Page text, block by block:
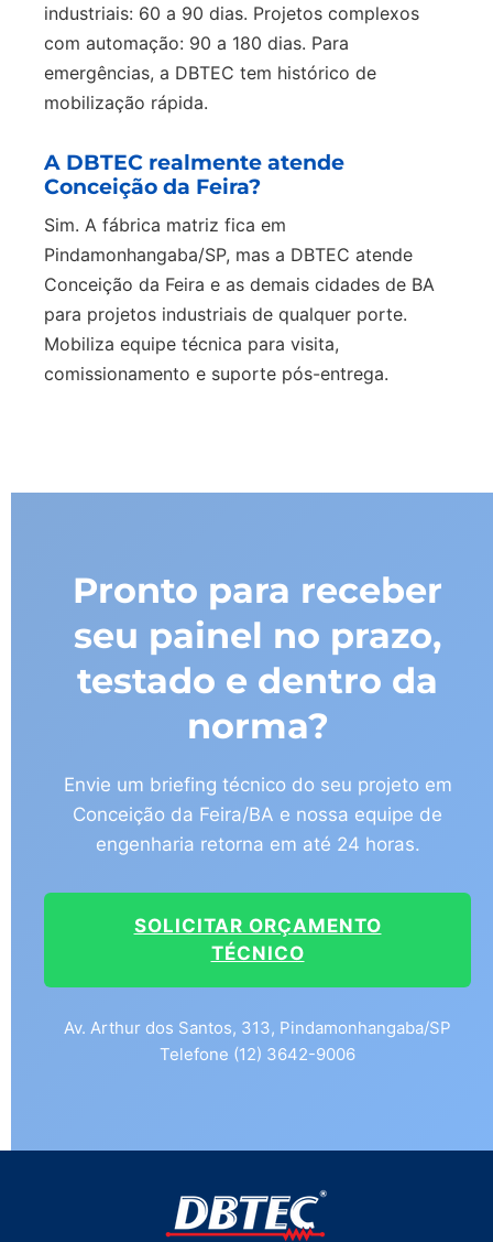
industriais: 60 a 90 dias. Projetos complexos
com automação: 90 a 180 dias. Para
emergências, a DBTEC tem histórico de
mobilização rápida.
A DBTEC realmente atende
Conceição da Feira?
Sim. A fábrica matriz fica em
Pindamonhangaba/SP, mas a DBTEC atende
Conceição da Feira e as demais cidades de BA
para projetos industriais de qualquer porte.
Mobiliza equipe técnica para visita,
comissionamento e suporte pós-entrega.
Pronto para receber
seu painel no prazo,
testado e dentro da
norma?
Envie um briefing técnico do seu projeto em
Conceição da Feira/BA e nossa equipe de
engenharia retorna em até 24 horas.
SOLICITAR ORÇAMENTO
TÉCNICO
Av. Arthur dos Santos, 313, Pindamonhangaba/SP
Telefone (12) 3642-9006